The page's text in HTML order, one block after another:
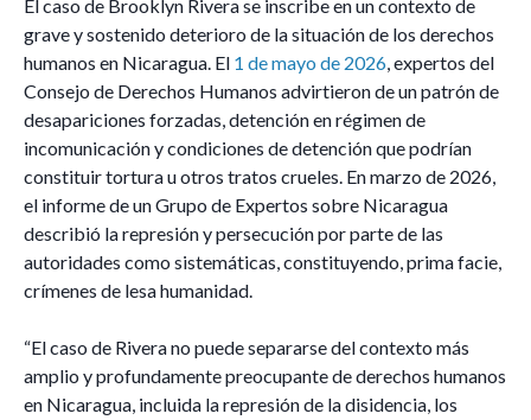
El caso de Brooklyn Rivera se inscribe en un contexto de
grave y sostenido deterioro de la situación de los derechos
humanos en Nicaragua. El 1 de mayo de 2026, expertos del
Consejo de Derechos Humanos advirtieron de un patrón de
desapariciones forzadas, detención en régimen de
incomunicación y condiciones de detención que podrían
constituir tortura u otros tratos crueles. En marzo de 2026,
el informe de un Grupo de Expertos sobre Nicaragua
describió la represión y persecución por parte de las
autoridades como sistemáticas, constituyendo, prima facie,
crímenes de lesa humanidad.
“El caso de Rivera no puede separarse del contexto más
amplio y profundamente preocupante de derechos humanos
en Nicaragua, incluida la represión de la disidencia, los